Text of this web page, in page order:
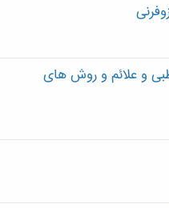
و علائم و روش های